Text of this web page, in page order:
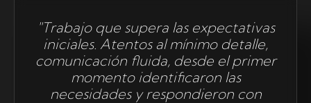
"Trabajo que supera las expectativas
iniciales. Atentos al mínimo detalle,
comunicación fluida, desde el primer
momento identificaron las
necesidades y respondieron con